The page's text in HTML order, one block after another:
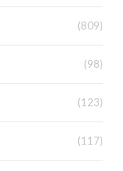
(809)
(98)
(123)
(117)